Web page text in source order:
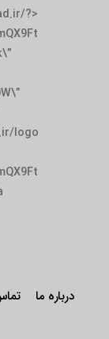
?
logo
درباره ما